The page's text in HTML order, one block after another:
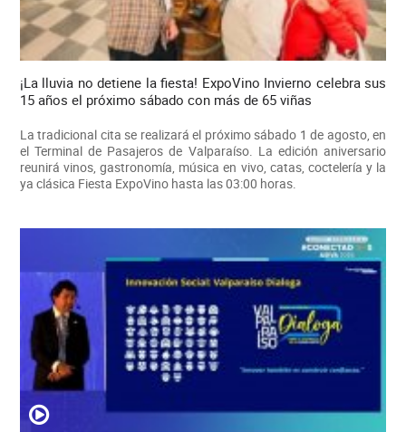
¡La lluvia no detiene la fiesta! ExpoVino Invierno celebra sus
15 años el próximo sábado con más de 65 viñas
La tradicional cita se realizará el próximo sábado 1 de agosto, en
el Terminal de Pasajeros de Valparaíso. La edición aniversario
reunirá vinos, gastronomía, música en vivo, catas, coctelería y la
ya clásica Fiesta ExpoVino hasta las 03:00 horas.